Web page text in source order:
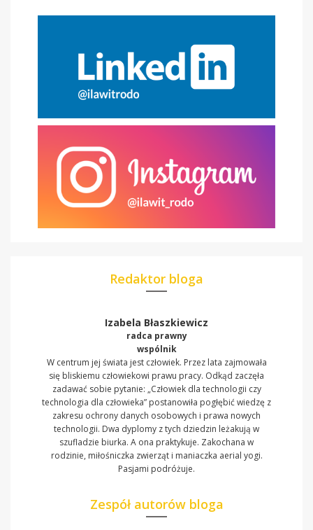
Redaktor bloga
Izabela Błaszkiewicz
radca prawny
wspólnik
W centrum jej świata jest człowiek. Przez lata zajmowała
się bliskiemu człowiekowi prawu pracy. Odkąd zaczęła
zadawać sobie pytanie: „Człowiek dla technologii czy
technologia dla człowieka” postanowiła pogłębić wiedzę z
zakresu ochrony danych osobowych i prawa nowych
technologii. Dwa dyplomy z tych dziedzin leżakują w
szufladzie biurka. A ona praktykuje. Zakochana w
rodzinie, miłośniczka zwierząt i maniaczka aerial yogi.
Pasjami podróżuje.
Zespół autorów bloga